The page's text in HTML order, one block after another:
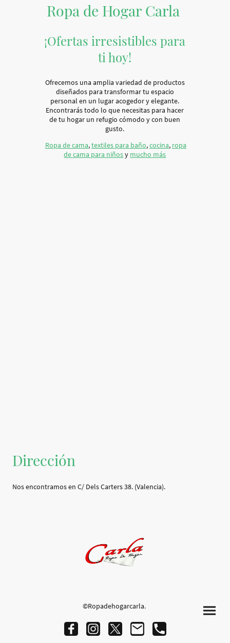
Ropa de Hogar Carla
¡Ofertas irresistibles para
ti hoy!
Ofrecemos una amplia variedad de productos
diseñados para transformar tu espacio
personal en un lugar acogedor y elegante.
Encontrarás todo lo que necesitas para hacer
de tu hogar un refugio cómodo y con buen
gusto.
Ropa de cama,textiles para baño,cocina, ropa
de cama para niñosy mucho más
Dirección
Nos encontramos en C/ Dels Carters 38. (Valencia).
©Ropadehogarcarla.